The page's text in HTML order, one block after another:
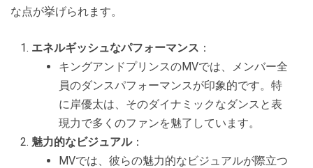
な点が挙げられます。
エネルギッシュなパフォーマンス ：
キングアンドプリンスのMVでは、メンバー全
員のダンスパフォーマンスが印象的です。特
に岸優太は、そのダイナミックなダンスと表
現力で多くのファンを魅了しています。
魅力的なビジュアル：
MVでは、彼らの魅力的なビジュアルが際立つ